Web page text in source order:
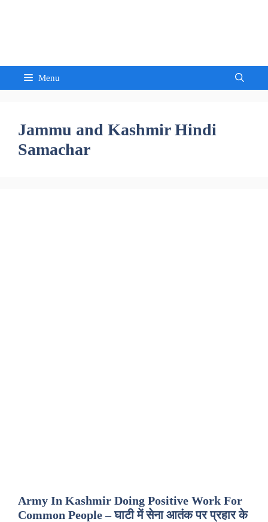
Menu
Jammu and Kashmir Hindi
Samachar
Army In Kashmir Doing Positive Work For
Common People – घाटी में सेना आतंक पर प्रहार के